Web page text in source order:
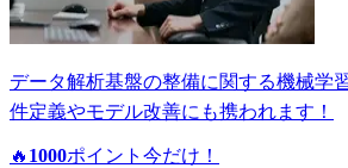
データ解析基盤の整備に関する機械学
件定義やモデル改善にも携われます！
🔥 1000ポイント 今だけ！